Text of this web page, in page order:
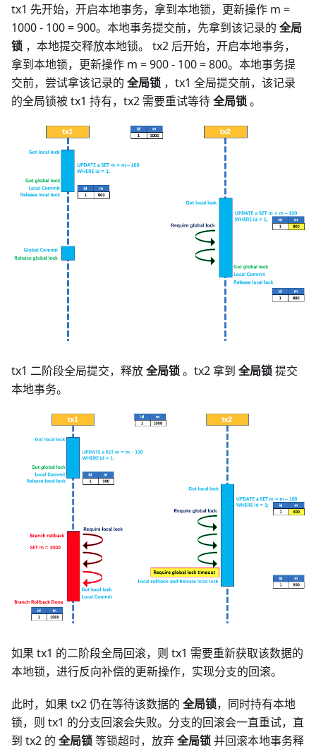
tx1 先开始，开启本地事务，拿到本地锁，更新操作 m =
1000 - 100 = 900。本地事务提交前，先拿到该记录的 全局
锁 ，本地提交释放本地锁。 tx2 后开始，开启本地事务，
拿到本地锁，更新操作 m = 900 - 100 = 800。本地事务提
交前，尝试拿该记录的 全局锁 ，tx1 全局提交前，该记录
的全局锁被 tx1 持有，tx2 需要重试等待全局锁。
tx1 二阶段全局提交，释放全局锁。tx2 拿到 全局锁提交
本地事务。
如果 tx1 的二阶段全局回滚，则 tx1 需要重新获取该数据的
本地锁，进行反向补偿的更新操作，实现分支的回滚。
此时，如果 tx2 仍在等待该数据的 全局锁，同时持有本地
锁，则 tx1 的分支回滚会失败。分支的回滚会一直重试，直
到 tx2 的 全局锁等锁超时，放弃全局锁并回滚本地事务释